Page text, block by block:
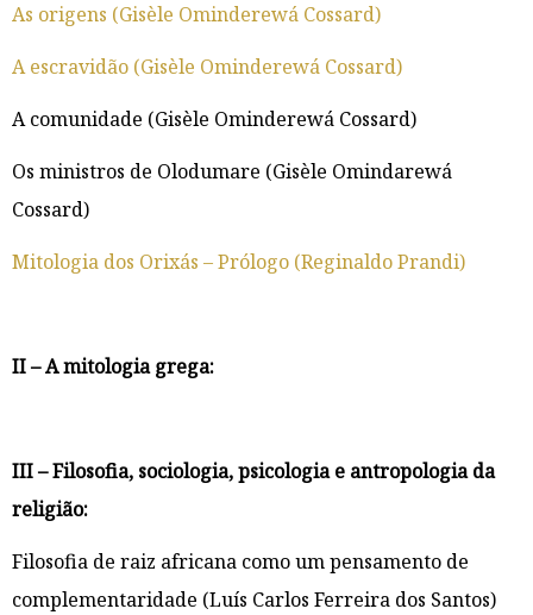
As origens (Gisèle Ominderewá Cossard)
A escravidão (Gisèle Ominderewá Cossard)
A comunidade (Gisèle Ominderewá Cossard)
Os ministros de Olodumare (Gisèle Omindarewá
Cossard)
Mitologia dos Orixás – Prólogo (Reginaldo Prandi)
II – A mitologia grega:
III – Filosofia, sociologia, psicologia e antropologia da
religião:
Filosofia de raiz africana como um pensamento de
complementaridade (Luís Carlos Ferreira dos Santos)